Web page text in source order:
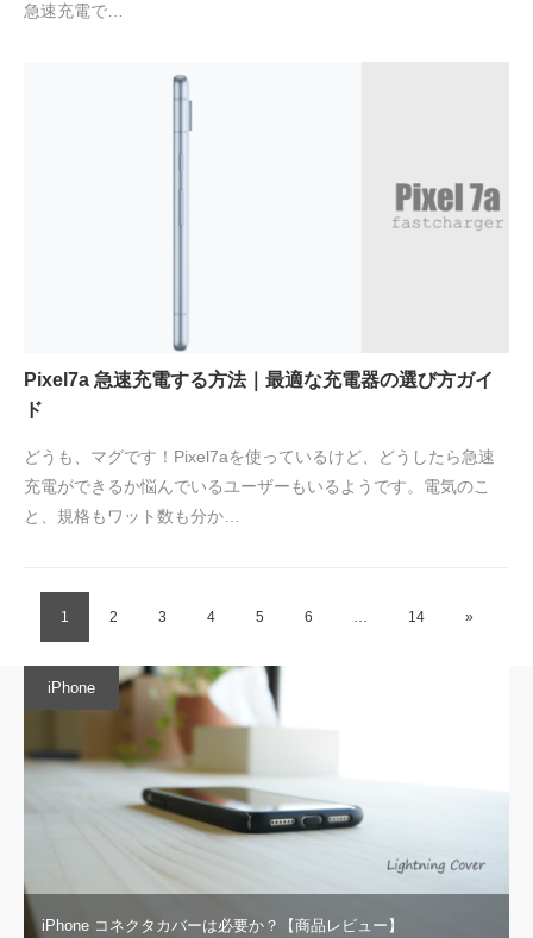
急速充電で…
Pixel7a 急速充電する方法｜最適な充電器の選び方ガイ
ド
どうも、マグです！Pixel7aを使っているけど、どうしたら急速
充電ができるか悩んでいるユーザーもいるようです。電気のこ
と、規格もワット数も分か…
1 2 3 4 5 6 … 14 »
iPhone
iPhone コネクタカバーは必要か？【商品レビュー】